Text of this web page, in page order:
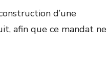
d’une
afin que ce mandat ne